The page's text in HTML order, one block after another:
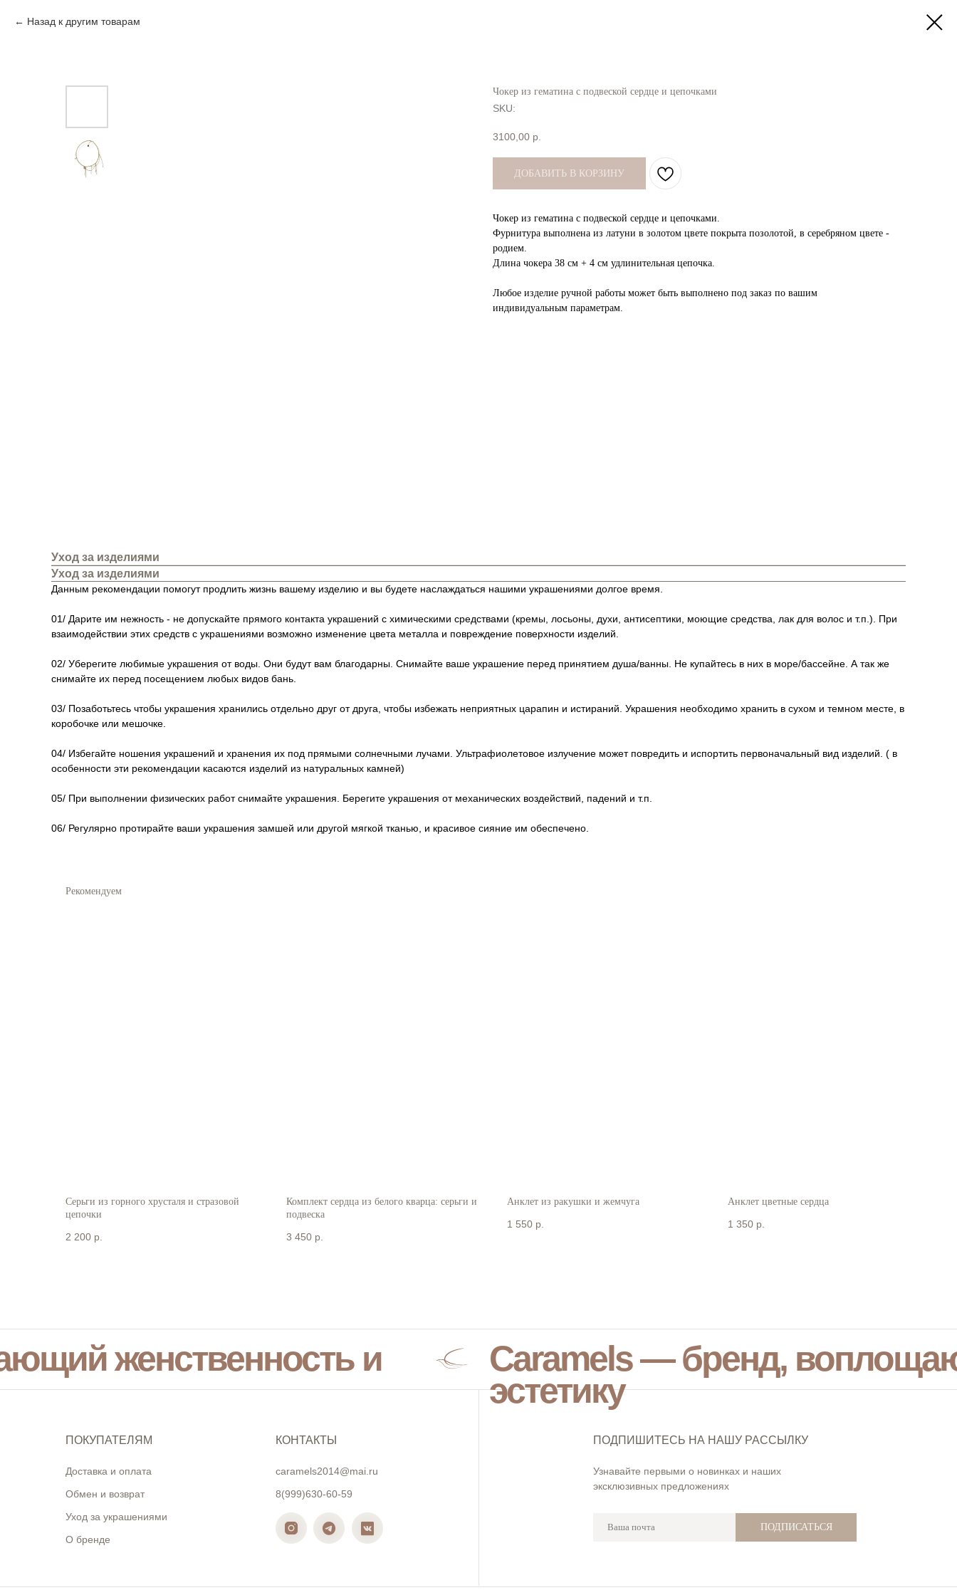
Назад к другим товарам
Чокер из гематина с подвеской сердце и цепочками
SKU:
3100,00 р.
ДОБАВИТЬ В КОРЗИНУ
Чокер из гематина с подвеской сердце и цепочками.
Фурнитура выполнена из латуни в золотом цвете покрыта позолотой, в серебряном цвете -
родием.
Длина чокера 38 см + 4 см удлинительная цепочка.
Любое изделие ручной работы может быть выполнено под заказ по вашим
индивидуальным параметрам.
Уход за изделиями
Уход за изделиями
Данным рекомендации помогут продлить жизнь вашему изделию и вы будете наслаждаться нашими украшениями долгое время.
01/ Дарите им нежность - не допускайте прямого контакта украшений с химическими средствами (кремы, лосьоны, духи, антисептики, моющие средства, лак для волос и т.п.). При
взаимодействии этих средств с украшениями возможно изменение цвета металла и повреждение поверхности изделий.
02/ Уберегите любимые украшения от воды. Они будут вам благодарны. Снимайте ваше украшение перед принятием душа/ванны. Не купайтесь в них в море/бассейне. А так же
снимайте их перед посещением любых видов бань.
03/ Позаботьтесь чтобы украшения хранились отдельно друг от друга, чтобы избежать неприятных царапин и истираний. Украшения необходимо хранить в сухом и темном месте, в
коробочке или мешочке.
04/ Избегайте ношения украшений и хранения их под прямыми солнечными лучами. Ультрафиолетовое излучение может повредить и испортить первоначальный вид изделий. ( в
особенности эти рекомендации касаются изделий из натуральных камней)
05/ При выполнении физических работ снимайте украшения. Берегите украшения от механических воздействий, падений и т.п.
06/ Регулярно протирайте ваши украшения замшей или другой мягкой тканью, и красивое сияние им обеспечено.
Рекомендуем
Серьги из горного хрусталя и стразовой
цепочки
2 200 р.
Комплект сердца из белого кварца: серьги и
подвеска
3 450 р.
Анклет из ракушки и жемчуга
1 550 р.
Анклет цветные сердца
1 350 р.
ПОКУПАТЕЛЯМ
Доставка и оплата
Обмен и возврат
Уход за украшениями
О бренде
КОНТАКТЫ
caramels2014@mai.ru
8(999)630-60-59
ПОДПИШИТЕСЬ НА НАШУ РАССЫЛКУ
Узнавайте первыми о новинках и наших
эксклюзивных предложениях
ПОДПИСАТЬСЯ
Caramels — бренд,
эстетику
женственность и